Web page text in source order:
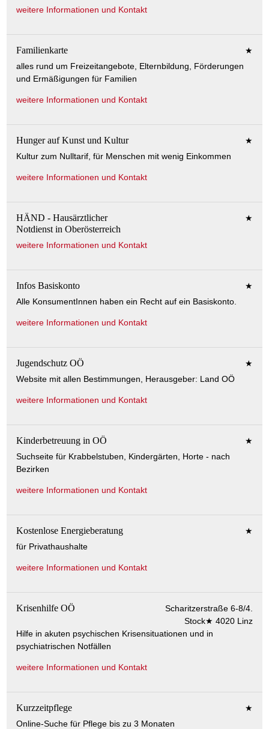
weitere Informationen und Kontakt
Familienkarte
★
alles rund um Freizeitangebote, Elternbildung, Förderungen
und Ermäßigungen für Familien
weitere Informationen und Kontakt
Hunger auf Kunst und Kultur
★
Kultur zum Nulltarif, für Menschen mit wenig Einkommen
weitere Informationen und Kontakt
HÄND - Hausärztlicher
Notdienst in Oberösterreich
★
weitere Informationen und Kontakt
Infos Basiskonto
★
Alle KonsumentInnen haben ein Recht auf ein Basiskonto.
weitere Informationen und Kontakt
Jugendschutz OÖ
★
Website mit allen Bestimmungen, Herausgeber: Land OÖ
weitere Informationen und Kontakt
Kinderbetreuung in OÖ
★
Suchseite für Krabbelstuben, Kindergärten, Horte - nach
Bezirken
weitere Informationen und Kontakt
Kostenlose Energieberatung
★
für Privathaushalte
weitere Informationen und Kontakt
Krisenhilfe OÖ
Scharitzerstraße 6-8/4.
Stock★ 4020 Linz
Hilfe in akuten psychischen Krisensituationen und in
psychiatrischen Notfällen
weitere Informationen und Kontakt
Kurzzeitpflege
★
Online-Suche für Pflege bis zu 3 Monaten